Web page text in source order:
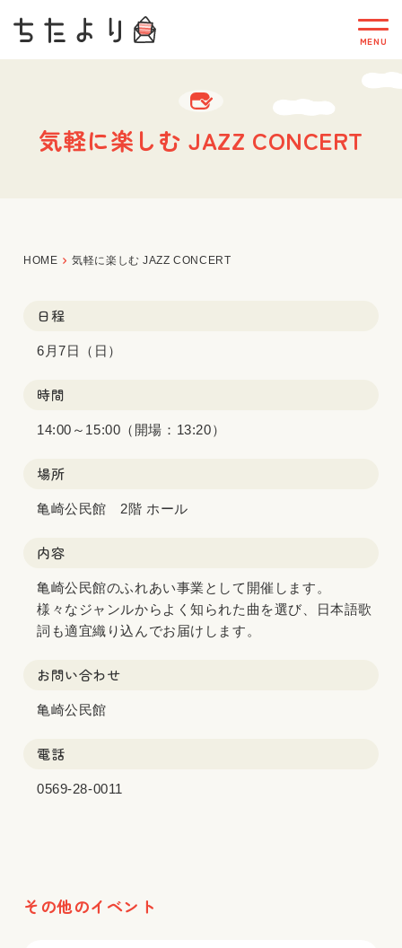
気軽に楽しむ JAZZ CONCERT
HOME 気軽に楽しむ JAZZ CONCERT
日程
6月7日（日）
時間
14:00～15:00（開場：13:20）
場所
亀崎公民館 2階 ホール
内容
亀崎公民館のふれあい事業として開催します。
様々なジャンルからよく知られた曲を選び、日本語歌
詞も適宜織り込んでお届けします。
お問い合わせ
亀崎公民館
電話
0569-28-0011
その他のイベント